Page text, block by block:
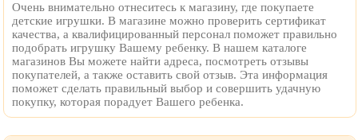
Очень внимательно отнеситесь к магазину, где покупаете
детские игрушки. В магазине можно проверить сертификат
качества, а квалифицированный персонал поможет правильно
подобрать игрушку Вашему ребенку. В нашем каталоге
магазинов Вы можете найти адреса, посмотреть отзывы
покупателей, а также оставить свой отзыв. Эта информация
поможет сделать правильный выбор и совершить удачную
покупку, которая порадует Вашего ребенка.